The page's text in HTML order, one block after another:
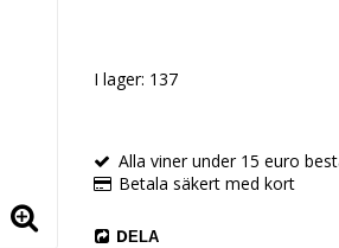
I lager: 137
Alla viner under 15 euro
Betala säkert med kort
DELA